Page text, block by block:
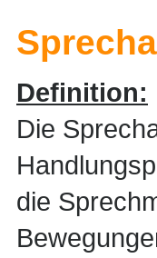
Definition:
Die
die